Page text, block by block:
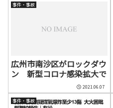
事件・事故
広州市南沙区がロックダウ
ン 新型コロナ感染拡大で
2021.06.07
事件・事故